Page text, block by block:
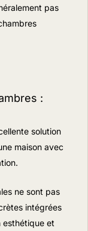
pas
:
solution
maison avec
ne sont pas
intégrées
esthétique et